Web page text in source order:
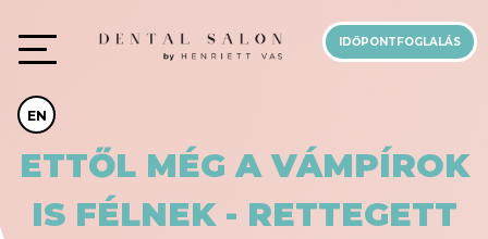
IDŐPONTFOGLALÁS
EN
ETTŐL MÉG A VÁMPÍROK
IS FÉLNEK - RETTEGETT